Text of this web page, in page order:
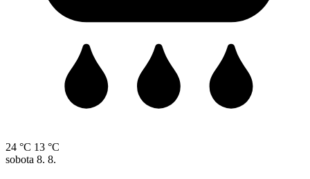
24 °C 13 °C
sobota 8. 8.